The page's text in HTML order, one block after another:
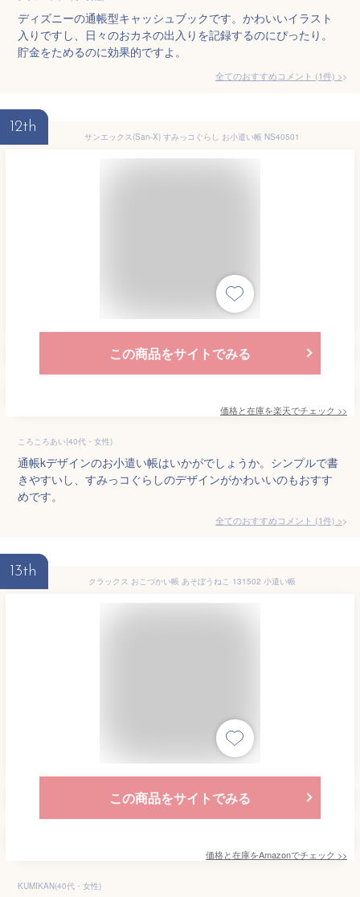
ディズニーの通帳型キャッシュブックです。かわいいイラスト
入りですし、日々のおカネの出入りを記録するのにぴったり。
貯金をためるのに効果的ですよ。
全てのおすすめコメント (1件) >
12th
サンエックス(San-X) すみっコぐらし お小遣い帳 NS40501
この商品をサイトでみる
価格と在庫を楽天でチェック >>
ころころあい(40代・女性)
通帳kデザインのお小遣い帳はいかがでしょうか。シンプルで書
きやすいし、すみっコぐらしのデザインがかわいいのもおすす
めです。
全てのおすすめコメント (1件) >
13th
クラックス おこづかい帳 あそぼうねこ 131502 小遣い帳
この商品をサイトでみる
価格と在庫をAmazonでチェック >>
KUMIKAN(40代・女性)